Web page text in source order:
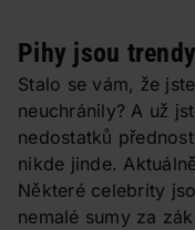
Pihy jsou trendy
Stalo se vám, že
neuchránily? A už
nedostatků
nikde jinde.
Některé celebrity
nemalé sumy za